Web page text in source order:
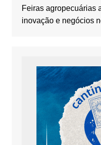
Feiras agropecuárias
inovação e negócios